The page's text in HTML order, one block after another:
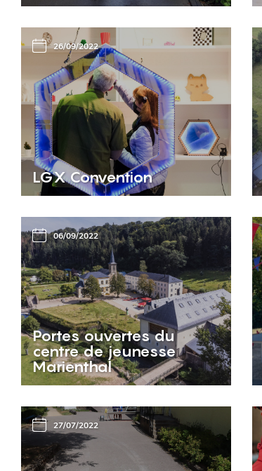
26/09/2022
LGX Convention
06/09/2022
Portes ouvertes du
centre de jeunesse
Marienthal
27/07/2022